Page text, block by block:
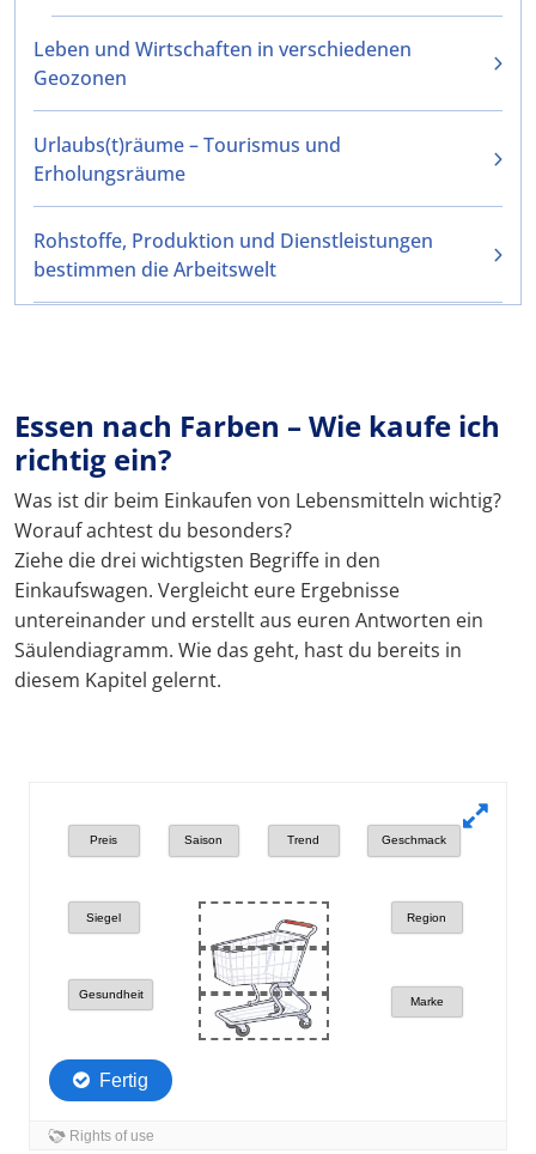
Leben und Wirtschaften in verschiedenen
Geozonen
Urlaubs(t)räume – Tourismus und
Erholungsräume
Rohstoffe, Produktion und Dienstleistungen
bestimmen die Arbeitswelt
Essen nach Farben – Wie kaufe ich
richtig ein?
Was ist dir beim Einkaufen von Lebensmitteln wichtig?
Worauf achtest du besonders?
Ziehe die drei wichtigsten Begriffe in den
Einkaufswagen. Vergleicht eure Ergebnisse
untereinander und erstellt aus euren Antworten ein
Säulendiagramm. Wie das geht, hast du bereits in
diesem Kapitel gelernt.